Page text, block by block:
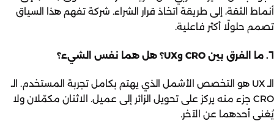
أنماط الثقة، إلى طريقة اتخاذ قرار الشراء. شركة تفهم هذا السياق
تصمم حلولًا أكثر فاعلية.
٦. ما الفرق بين CRO وUX؟ هل هما نفس الشيء؟
الـ UX هو التخصص الأشمل الذي يهتم بكامل تجربة المستخدم. الـ
CRO جزء منه يركز على تحويل الزائر إلى عميل. الاثنان مكمّلان ولا
يُغني أحدهما عن الآخر.